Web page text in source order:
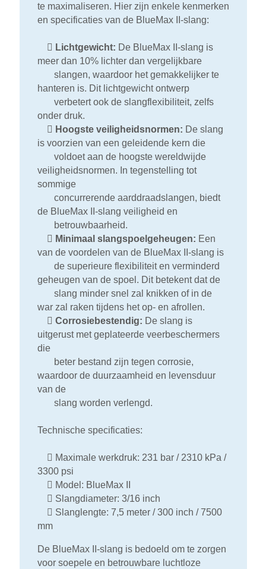
te maximaliseren. Hier zijn enkele kenmerken
en specificaties van de BlueMax II-slang:
 Lichtgewicht: De BlueMax II-slang is
meer dan 10% lichter dan vergelijkbare
slangen, waardoor het gemakkelijker te
hanteren is. Dit lichtgewicht ontwerp
verbetert ook de slangflexibiliteit, zelfs
onder druk.
 Hoogste veiligheidsnormen: De slang
is voorzien van een geleidende kern die
voldoet aan de hoogste wereldwijde
veiligheidsnormen. In tegenstelling tot
sommige
concurrerende aarddraadslangen, biedt
de BlueMax II-slang veiligheid en
betrouwbaarheid.
 Minimaal slangspoelgeheugen: Een
van de voordelen van de BlueMax II-slang is
de superieure flexibiliteit en verminderd
geheugen van de spoel. Dit betekent dat de
slang minder snel zal knikken of in de
war zal raken tijdens het op- en afrollen.
 Corrosiebestendig: De slang is
uitgerust met geplateerde veerbeschermers
die
beter bestand zijn tegen corrosie,
waardoor de duurzaamheid en levensduur
van de
slang worden verlengd.
Technische specificaties:
 Maximale werkdruk: 231 bar / 2310 kPa /
3300 psi
 Model: BlueMax II
 Slangdiameter: 3/16 inch
 Slanglengte: 7,5 meter / 300 inch / 7500
mm
De BlueMax II-slang is bedoeld om te zorgen
voor soepele en betrouwbare luchtloze